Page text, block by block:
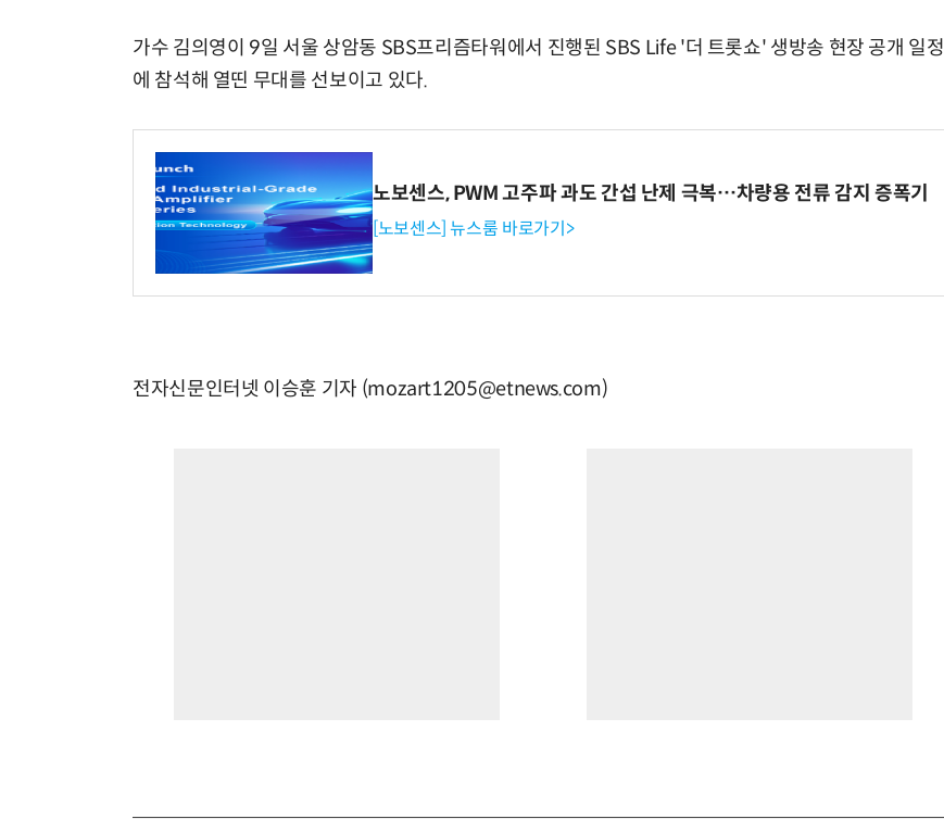
가수 김의영이 9일 서울 상암동 SBS프리즘타워에서 진행된 SBS Life '더 트롯쇼' 생방송 현장 공개 일정
에 참석해 열띤 무대를 선보이고 있다.
노보센스, PWM 고주파 과도 간섭 난제 극복…차량용 전류 감지 증폭기
[노보센스] 뉴스룸 바로가기>
전자신문인터넷 이승훈 기자 (mozart1205@etnews.com)